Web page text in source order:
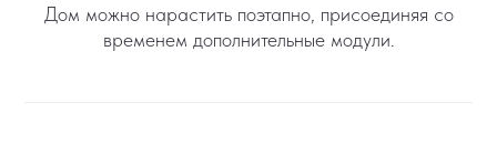
Дом можно нарастить поэтапно, присоединяя со
временем дополнительные модули.